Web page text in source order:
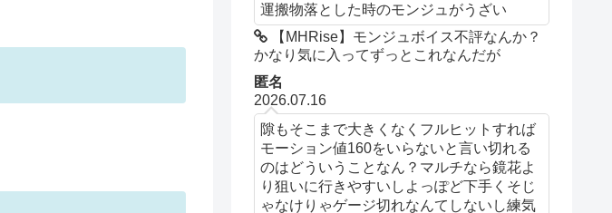
運搬物落とした時のモンジュがうざい
【MHRise】モンジュボイス不評なんか？
かなり気に入ってずっとこれなんだが
匿名
2026.07.16
隙もそこまで大きくなくフルヒットすれば
モーション値160をいらないと言い切れる
のはどういうことなん？マルチなら鏡花よ
り狙いに行きやすいしよっぽど下手くそじ
ゃなけりゃゲージ切れなんてしないし練気